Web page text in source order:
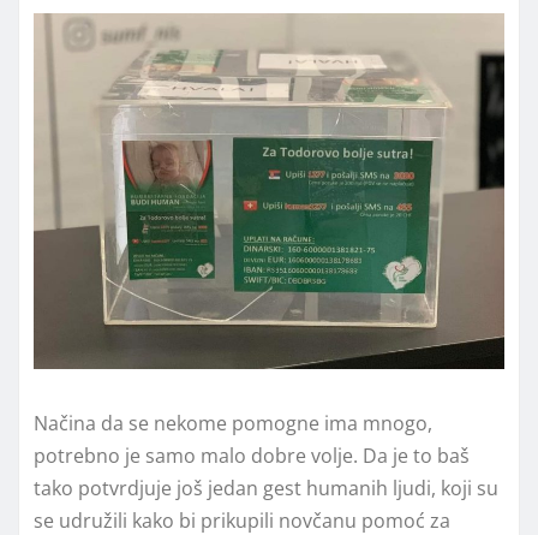
Načina da se nekome pomogne ima mnogo,
potrebno je samo malo dobre volje. Da je to baš
tako potvrdjuje još jedan gest humanih ljudi, koji su
se udružili kako bi prikupili novčanu pomoć za